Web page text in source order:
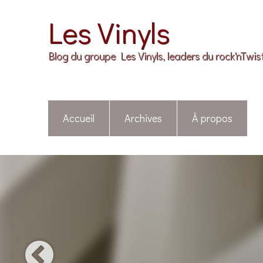
Les Vinyls
Blog du groupe Les Vinyls, leaders du
Accueil Archives À propos